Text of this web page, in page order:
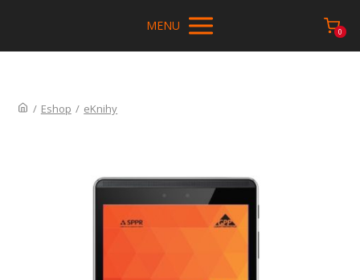
MENU 0
/ Eshop / eKnihy